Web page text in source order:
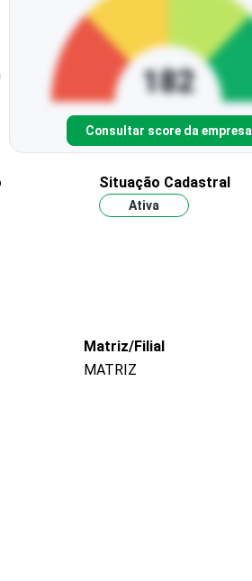
Consultar score da empresa
Situação Cadastral
Ativa
Matriz/Filial
MATRIZ